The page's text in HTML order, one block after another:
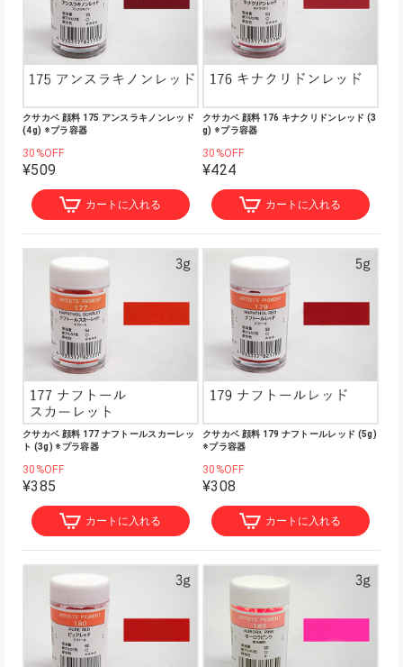
クサカベ 顔料 175 アンスラキノンレッド
(4g) ※プラ容器
30%OFF
¥509
カートに入れる
クサカベ 顔料 176 キナクリドンレッド (3
g) ※プラ容器
30%OFF
¥424
カートに入れる
クサカベ 顔料 177 ナフトールスカーレッ
ト (3g) ※プラ容器
30%OFF
¥385
カートに入れる
クサカベ 顔料 179 ナフトールレッド (5g)
※プラ容器
30%OFF
¥308
カートに入れる